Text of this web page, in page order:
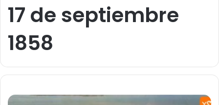
17 de septiembre
1858